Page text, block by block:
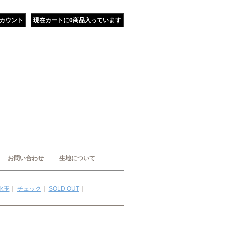
現在カートに0商品入っています
ウント
お問い合わせ 生地について
玉 チェック SOLD OUT｜